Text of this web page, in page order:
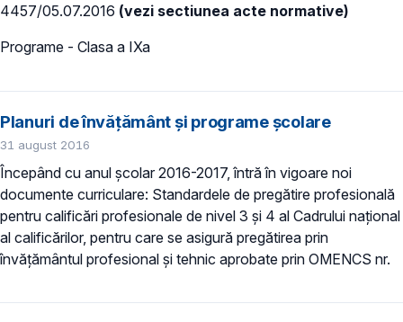
4457/05.07.2016 (vezi sectiunea acte normative)
Programe - Clasa a IXa
Planuri de învățământ și programe școlare
31 august 2016
Începând cu anul școlar 2016-2017, întră în vigoare noi
documente curriculare: Standardele de pregătire profesională
pentru calificări profesionale de nivel 3 și 4 al Cadrului național
al calificărilor, pentru care se asigură pregătirea prin
învățământul profesional și tehnic aprobate prin OMENCS nr.